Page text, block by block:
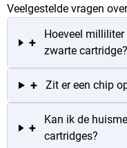
Veelgestelde vragen
+
Hoeveel
zwarte cartridge?
+ Zit er een chip
+
Kan ik de
cartridges?